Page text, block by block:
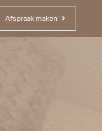
Afspraak maken